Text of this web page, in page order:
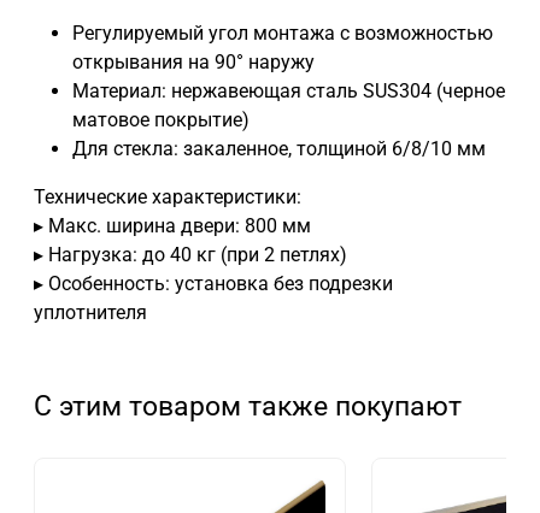
Регулируемый угол монтажа с возможностью
открывания на 90° наружу
Материал: нержавеющая сталь SUS304 (черное
матовое покрытие)
Для стекла: закаленное, толщиной 6/8/10 мм
Технические характеристики:
▸ Макс. ширина двери: 800 мм
▸ Нагрузка: до 40 кг (при 2 петлях)
▸ Особенность: установка без подрезки
уплотнителя
С этим товаром также покупают